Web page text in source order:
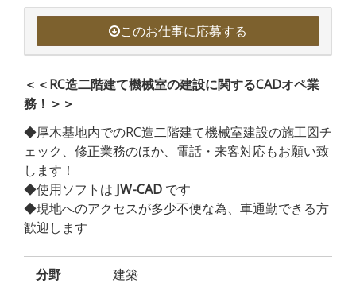
このお仕事に応募する
＜＜RC造二階建て機械室の建設に関するCADオペ業
務！＞＞
◆厚木基地内でのRC造二階建て機械室建設の施工図チ
ェック、修正業務のほか、電話・来客対応もお願い致
します！
◆使用ソフトは JW-CAD です
◆現地へのアクセスが多少不便な為、車通勤できる方
歓迎します
分野 建築